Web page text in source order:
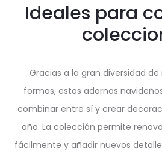
Ideales para
Gracias a la gran diversidad
formas, estos adornos
combinar entre sí y crear
año. La colección permite
fácilmente y añadir nuevos